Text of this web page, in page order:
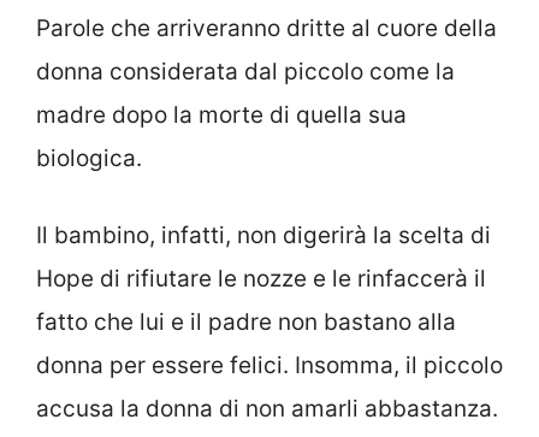
Parole che arriveranno dritte al cuore della
donna considerata dal piccolo come la
madre dopo la morte di quella sua
biologica.
Il bambino, infatti, non digerirà la scelta di
Hope di rifiutare le nozze e le rinfaccerà il
fatto che lui e il padre non bastano alla
donna per essere felici. Insomma, il piccolo
accusa la donna di non amarli abbastanza.